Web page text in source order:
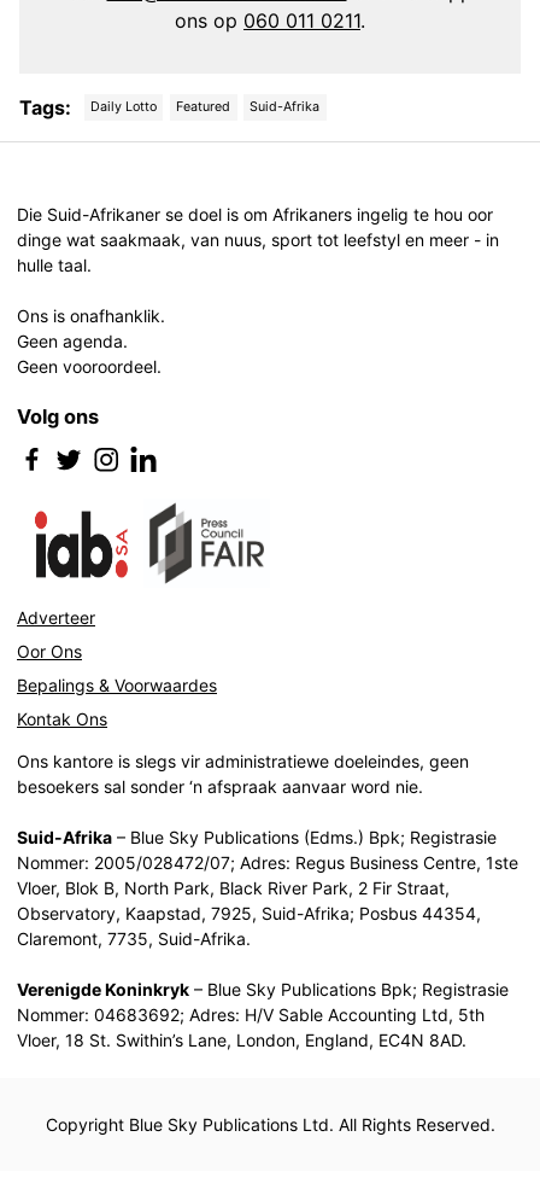
ons op 060 011 0211.
Tags: Daily Lotto Featured Suid-Afrika
Die Suid-Afrikaner se doel is om Afrikaners ingelig te hou oor
dinge wat saakmaak, van nuus, sport tot leefstyl en meer - in
hulle taal.
Ons is onafhanklik.
Geen agenda.
Geen vooroordeel.
Volg ons
Adverteer
Oor Ons
Bepalings & Voorwaardes
Kontak Ons
Ons kantore is slegs vir administratiewe doeleindes, geen
besoekers sal sonder ‘n afspraak aanvaar word nie.
Suid-Afrika – Blue Sky Publications (Edms.) Bpk; Registrasie
Nommer: 2005/028472/07; Adres: Regus Business Centre, 1ste
Vloer, Blok B, North Park, Black River Park, 2 Fir Straat,
Observatory, Kaapstad, 7925, Suid-Afrika; Posbus 44354,
Claremont, 7735, Suid-Afrika.
Verenigde Koninkryk – Blue Sky Publications Bpk; Registrasie
Nommer: 04683692; Adres: H/V Sable Accounting Ltd, 5th
Vloer, 18 St. Swithin’s Lane, London, England, EC4N 8AD.
Copyright Blue Sky Publications Ltd. All Rights Reserved.